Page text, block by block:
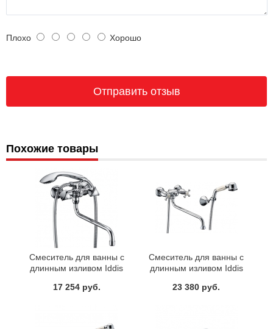
Плохо Хорошо
Похожие товары
Смеситель для ванны с
длинным изливом Iddis
17 254 руб.
Смеситель для ванны с
длинным изливом Iddis
23 380 руб.